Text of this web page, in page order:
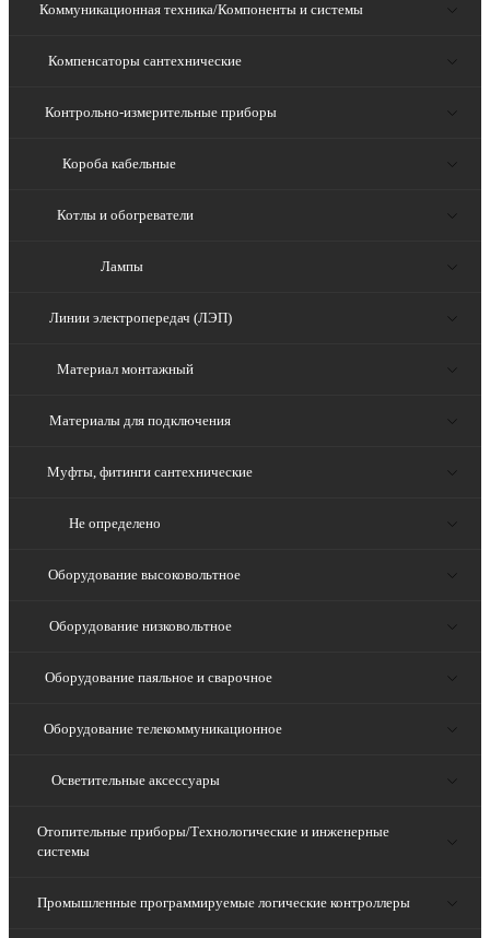
Коммуникационная техника/Компоненты и системы
Компенсаторы сантехнические
Контрольно-измерительные приборы
Короба кабельные
Котлы и обогреватели
Лампы
Линии электропередач (ЛЭП)
Материал монтажный
Материалы для подключения
Муфты, фитинги сантехнические
Не определено
Оборудование высоковольтное
Оборудование низковольтное
Оборудование паяльное и сварочное
Оборудование телекоммуникационное
Осветительные аксессуары
Отопительные приборы/Технологические и инженерные
системы
Промышленные программируемые логические контроллеры